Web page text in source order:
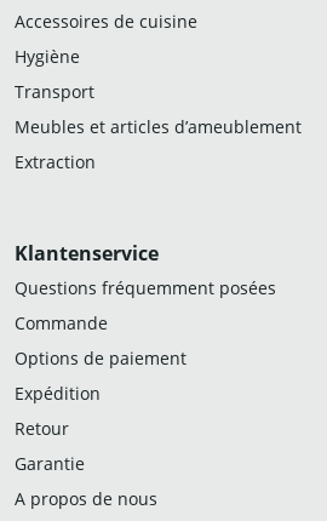
Accessoires de cuisine
Hygiène
Transport
Meubles et articles d’ameublement
Extraction
Klantenservice
Questions fréquemment posées
Commande
Options de paiement
Expédition
Retour
Garantie
A propos de nous